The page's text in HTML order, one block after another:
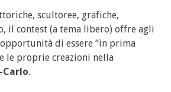
scultoree, grafiche,
il contest (a tema libero) offre agli
di essere “in prima
le proprie creazioni nella
Carlo.